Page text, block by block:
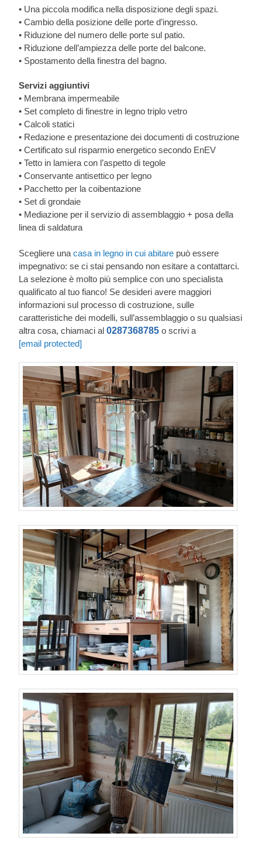
• Una piccola modifica nella disposizione degli spazi.
• Cambio della posizione delle porte d’ingresso.
• Riduzione del numero delle porte sul patio.
• Riduzione dell’ampiezza delle porte del balcone.
• Spostamento della finestra del bagno.
Servizi aggiuntivi
• Membrana impermeabile
• Set completo di finestre in legno triplo vetro
• Calcoli statici
• Redazione e presentazione dei documenti di costruzione
• Certificato sul risparmio energetico secondo EnEV
• Tetto in lamiera con l’aspetto di tegole
• Conservante antisettico per legno
• Pacchetto per la coibentazione
• Set di grondaie
• Mediazione per il servizio di assemblaggio + posa della
linea di saldatura
Scegliere una casa in legno in cui abitare può essere
impegnativo: se ci stai pensando non esitare a contattarci.
La selezione è molto più semplice con uno specialista
qualificato al tuo fianco! Se desideri avere maggiori
informazioni sul processo di costruzione, sulle
caratteristiche dei modelli, sull’assemblaggio o su qualsiasi
altra cosa, chiamaci al 0287368785 o scrivi a
[email protected]